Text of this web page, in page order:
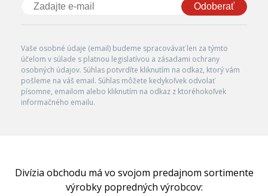
Odoberať
Vaše osobné údaje (email) budeme spracovávať len za týmto
účelom v súlade s platnou legislatívou a zásadami ochrany
osobných údajov. Súhlas potvrdíte kliknutím na odkaz, ktorý vám
pošleme na váš email. Súhlas môžete kedykoľvek odvolať
písomne, emailom alebo kliknutím na odkaz z ktoréhokoľvek
informačného emailu.
Divízia obchodu má vo svojom predajnom sortimente
výrobky popredných výrobcov: